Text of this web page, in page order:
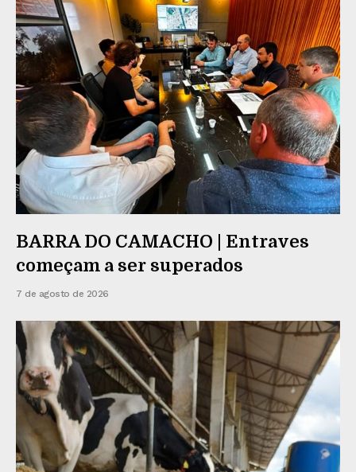
BARRA DO CAMACHO | Entraves
começam a ser superados
7 de agosto de 2026